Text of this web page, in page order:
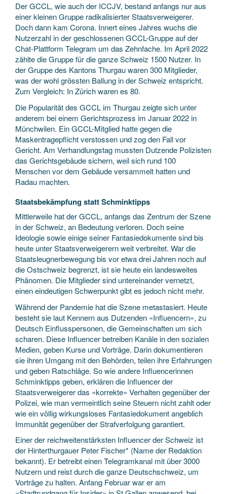
Der GCCL, wie auch der ICCJV, bestand anfangs nur aus
einer kleinen Gruppe radikalisierter Staatsverweigerer.
Doch dann kam Corona. Innert eines Jahres wuchs die
Nutzerzahl in der geschlossenen GCCL-Gruppe auf der
Chat-Plattform Telegram um das Zehnfache. Im April 2022
zählte die Gruppe für die ganze Schweiz 1500 Nutzer. In
der Gruppe des Kantons Thurgau waren 300 Mitglieder,
was der wohl grössten Ballung in der Schweiz entspricht.
Zum Vergleich: In Zürich waren es 80.
Die Popularität des GCCL im Thurgau zeigte sich unter
anderem bei einem Gerichtsprozess im Januar 2022 in
Münchwilen. Ein GCCL-Mitglied hatte gegen die
Maskentragepflicht verstossen und zog den Fall vor
Gericht. Am Verhandlungstag mussten Dutzende Polizisten
das Gerichtsgebäude sichern, weil sich rund 100
Menschen vor dem Gebäude versammelt hatten und
Radau machten.
Staatsbekämpfung statt Schminktipps
Mittlerweile hat der GCCL, anfangs das Zentrum der Szene
in der Schweiz, an Bedeutung verloren. Doch seine
Ideologie sowie einige seiner Fantasiedokumente sind bis
heute unter Staatsverweigerern weit verbreitet. War die
Staatsleugnerbewegung bis vor etwa drei Jahren noch auf
die Ostschweiz begrenzt, ist sie heute ein landesweites
Phänomen. Die Mitglieder sind untereinander vernetzt,
einen eindeutigen Schwerpunkt gibt es jedoch nicht mehr.
Während der Pandemie hat die Szene metastasiert. Heute
besteht sie laut Kennern aus Dutzenden «Influencern», zu
Deutsch Einflusspersonen, die Gemeinschaften um sich
scharen. Diese Influencer betreiben Kanäle in den sozialen
Medien, geben Kurse und Vorträge. Darin dokumentieren
sie ihren Umgang mit den Behörden, teilen ihre Erfahrungen
und geben Ratschläge. So wie andere Influencerinnen
Schminktipps geben, erklären die Influencer der
Staatsverweigerer das «korrekte» Verhalten gegenüber der
Polizei, wie man vermeintlich seine Steuern nicht zahlt oder
wie ein völlig wirkungsloses Fantasiedokument angeblich
Immunität gegenüber der Strafverfolgung garantiert.
Einer der reichweitenstärksten Influencer der Schweiz ist
der Hinterthurgauer Peter Fischer* (Name der Redaktion
bekannt). Er betreibt einen Telegramkanal mit über 3000
Nutzern und reist durch die ganze Deutschschweiz, um
Vorträge zu halten. Anfang Februar war er am